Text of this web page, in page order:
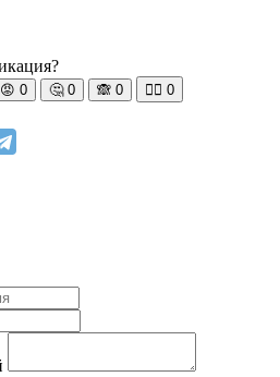
😡 0 🤔 0 🙈 0 🧘‍♀️ 0